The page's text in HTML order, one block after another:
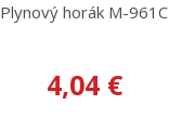
Plynový horák M-961C
4,04 €